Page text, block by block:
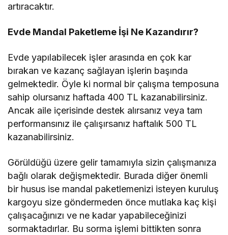
artıracaktır.
Evde Mandal Paketleme İşi Ne Kazandırır?
Evde yapılabilecek işler arasında en çok kar
bırakan ve kazanç sağlayan işlerin başında
gelmektedir. Öyle ki normal bir çalışma temposuna
sahip olursanız haftada 400 TL kazanabilirsiniz.
Ancak aile içerisinde destek alırsanız veya tam
performansınız ile çalışırsanız haftalık 500 TL
kazanabilirsiniz.
Görüldüğü üzere gelir tamamıyla sizin çalışmanıza
bağlı olarak değişmektedir. Burada diğer önemli
bir husus ise mandal paketlemenizi isteyen kuruluş
kargoyu size göndermeden önce mutlaka kaç kişi
çalışacağınızı ve ne kadar yapabileceğinizi
sormaktadırlar. Bu sorma işlemi bittikten sonra